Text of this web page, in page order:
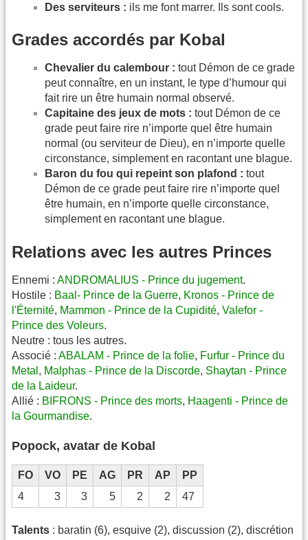
Des serviteurs : ils me font marrer. Ils sont cools.
Grades accordés par Kobal
Chevalier du calembour : tout Démon de ce grade
peut connaître, en un instant, le type d’humour qui
fait rire un être humain nor­mal observé.
Capitaine des jeux de mots : tout Démon de ce
grade peut faire rire n’importe quel être humain
normal (ou serviteur de Dieu), en n’importe quelle
circonstance, simplement en racontant une blague.
Baron du fou qui repeint son plafond : tout
Démon de ce grade peut faire rire n’importe quel
être humain, en n’importe quelle circonstance,
simplement en racontant une blague.
Relations avec les autres Princes
Ennemi : ANDROMALIUS - Prince du jugement.
Hostile : Baal- Prince de la Guerre, Kronos - Prince de
l'Éternité, Mammon - Prince de la Cupidité, Valefor -
Prince des Voleurs.
Neutre : tous les autres.
Associé : ABALAM - Prince de la folie, Furfur - Prince du
Metal , Malphas - Prince de la Discorde, Shaytan - Prince
de la Laideur.
Allié : BIFRONS - Prince des morts, Haagenti - Prince de
la Gourmandise.
Popock, avatar de Kobal
FO VO PE AG PR AP
PP
4
3 3 5 2 2 47
Talents : baratin (6), esquive (2), discussion (2), discrétion